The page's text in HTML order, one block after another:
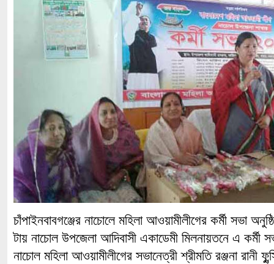
চাঁপাইনবাবগঞ্জের নাচোলে মহিলা আওয়ামীলীগের কর্মী সভা
টায় নাচোল উপজেলা আদিবাসী একাডেমী মিলনায়তনে এ কর্মী
নাচোল মহিলা আওয়ামীলীগের সভানেত্রী শ্রীমতি রঞ্জনা রানী